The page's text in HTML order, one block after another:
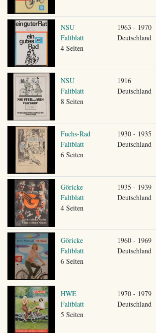
NSU
Faltblatt
4 Seiten
1963 - 1970
Deutschland
NSU
Faltblatt
8 Seiten
1916
Deutschland
Fuchs-Rad
Faltblatt
6 Seiten
1930 - 1935
Deutschland
Göricke
Faltblatt
4 Seiten
1935 - 1939
Deutschland
Göricke
Faltblatt
6 Seiten
1960 - 1969
Deutschland
HWE
Faltblatt
5 Seiten
1970 - 1979
Deutschland